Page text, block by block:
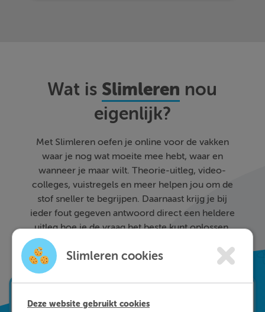
Wat is Slimleren nou
eigenlijk?
Met Slimleren oefen je online voor de vakken
waar je nog wat moeite mee hebt, waar en
wanneer je maar wilt. Theorie-uitleg, video-
colleges, vuistregels en meer helpen jou om de
stof sneller te begrijpen. Daarnaast krijg je bij
ieder fout gegeven antwoord direct een heldere
uitleg hoe je de vraag het beste kunt oplossen.
Zo leer je sneller en effectiever; dat is pas
Slimleren!
Slimleren cookies
Deze website gebruikt cookies